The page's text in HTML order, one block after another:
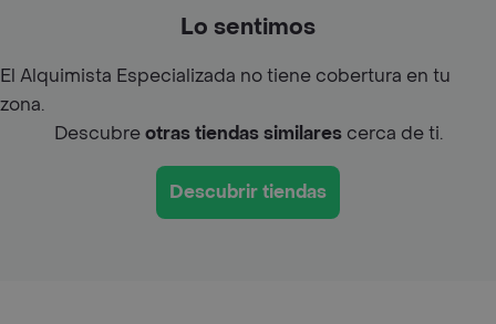
Lo sentimos
El Alquimista Especializada no tiene cobertura en tu
zona.
Descubreotras tiendas similarescerca de ti.
Descubrir tiendas